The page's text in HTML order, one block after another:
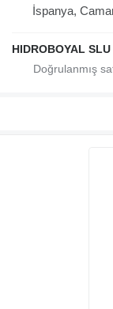
İspanya,
HIDROBOYAL SLU